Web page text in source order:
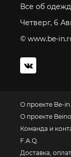
Все об
Четверг, 6
© www.be-
О проекте Be-
О проекте
Команда и
F.A.Q.
Доставка,